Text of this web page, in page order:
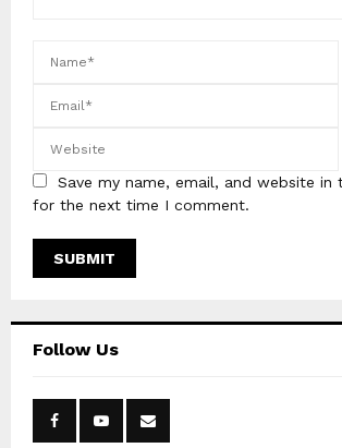
Save my name, email, and website in
for the next time I comment.
Follow Us